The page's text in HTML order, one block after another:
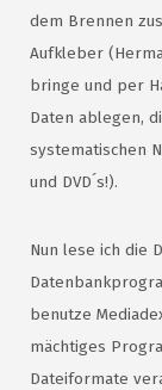
dem Brennen
Aufkleber
bringe und per
Daten ablegen,
systematischen
und DVD´s!).
Nun lese ich die
benutze
mächtiges
Dateiformate